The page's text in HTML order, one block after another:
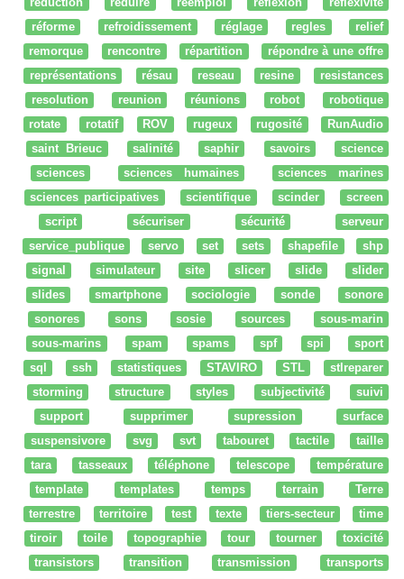
reduction
réduire réemploi réflexion
reflexivité
réforme
refroidissement réglage regles
relief
remorque
rencontre répartition
répondre à une offre
représentations
résau reseau resine
resistances
resolution
reunion réunions robot
robotique
rotate
rotatif ROV rugeux rugosité
RunAudio
saint Brieuc
salinité saphir savoirs
science
sciences
sciences humaines
sciences marines
sciences participatives
scientifique scinder
screen
script
sécuriser sécurité
serveur
service_publique
servo set sets shapefile
shp
signal
simulateur site slicer slide
slider
slides
smartphone sociologie sonde
sonore
sonores
sons sosie sources
sous-marin
sous-marins
spam spams spf spi
sport
sql
ssh statistiques STAVIRO STL
stlreparer
storming
structure styles subjectivité
suivi
support
supprimer supression
surface
suspensivore
svg svt tabouret tactile
taille
tara
tasseaux téléphone telescope
température
template
templates temps terrain
Terre
terrestre
territoire test texte tiers-secteur
time
tiroir
toile topographie tour tourner
toxicité
transistors
transition transmission
transports